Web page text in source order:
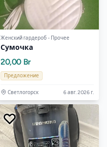
Женский гардероб - Прочее
Сумочка
20,00 Br
Предложение
Светлогорск 6 авг. 2026 г.